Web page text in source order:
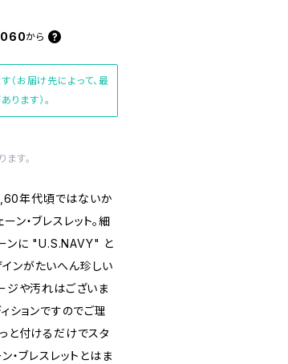
から
お届け先によって、最
ます）。
す。
年代頃ではないか
ン・ブレスレット。細
ンに "U.S.NAVY" と
ンがたいへん珍しい
ジや汚れはございま
ションですのでご理
と付けるだけでスタ
・ブレスレットとはま